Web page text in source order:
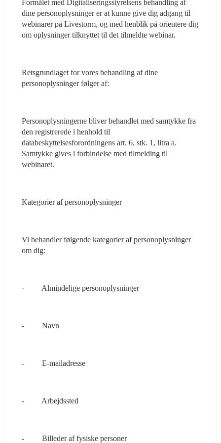
Formålet med Digitaliseringsstyrelsens behandling af
dine personoplysninger er at kunne give dig adgang til
webinarer på Livestorm, og med henblik på orientere dig
om oplysninger tilknyttet til det tilmeldte webinar.
Retsgrundlaget for vores behandling af dine
personoplysninger følger af:
Personoplysningerne bliver behandlet med samtykke fra
den registrerede i henhold til
databeskyttelsesforordningens art. 6, stk. 1, litra a.
Samtykke gives i forbindelse med tilmelding til
webinaret.
Kategorier af personoplysninger
Vi behandler følgende kategorier af personoplysninger
om dig:
·         Almindelige personoplysninger
-         Navn
-         E-mailadresse
-         Arbejdssted
-         Billeder af fysiske personer